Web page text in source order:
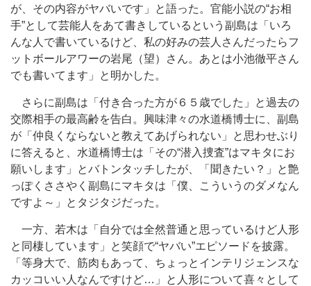
が、その内容がヤバいです」と語った。官能小説の“お相
手”として芸能人をあて書きしているという副島は「いろ
んな人で書いているけど、私の好みの芸人さんだったらフ
ットボールアワーの岩尾（望）さん。あとは小池徹平さん
でも書いてます」と明かした。
さらに副島は「付き合った方が６５歳でした」と過去の
交際相手の最高齢を告白。興味津々の水道橋博士に、副島
が「仲良くならないと教えてあげられない」と思わせぶり
に答えると、水道橋博士は「その“潜入捜査”はマキタにお
願いします」とバトンタッチしたが、「聞きたい？」と艶
っぽくささやく副島にマキタは「僕、こういうのダメなん
ですよ～」とタジタジだった。
一方、若木は「自分では全然普通と思っているけど人形
と同棲しています」と笑顔で“ヤバい”エピソードを披露。
「等身大で、筋肉もあって、ちょっとインテリジェンスな
カッコいい人なんですけど…」と人形について喜々として